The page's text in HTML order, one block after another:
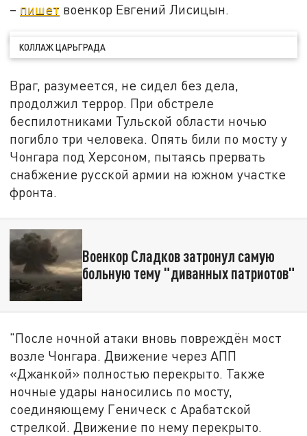
– пишет военкор Евгений Лисицын.
КОЛЛАЖ ЦАРЬГРАДА
Враг, разумеется, не сидел без дела,
продолжил террор. При обстреле
беспилотниками Тульской области ночью
погибло три человека. Опять били по мосту у
Чонгара под Херсоном, пытаясь прервать
снабжение русской армии на южном участке
фронта.
Военкор Сладков затронул самую
больную тему "диванных патриотов"
"После ночной атаки вновь повреждён мост
возле Чонгара. Движение через АПП
«Джанкой» полностью перекрыто. Также
ночные удары наносились по мосту,
соединяющему Геническ с Арабатской
стрелкой. Движение по нему перекрыто.